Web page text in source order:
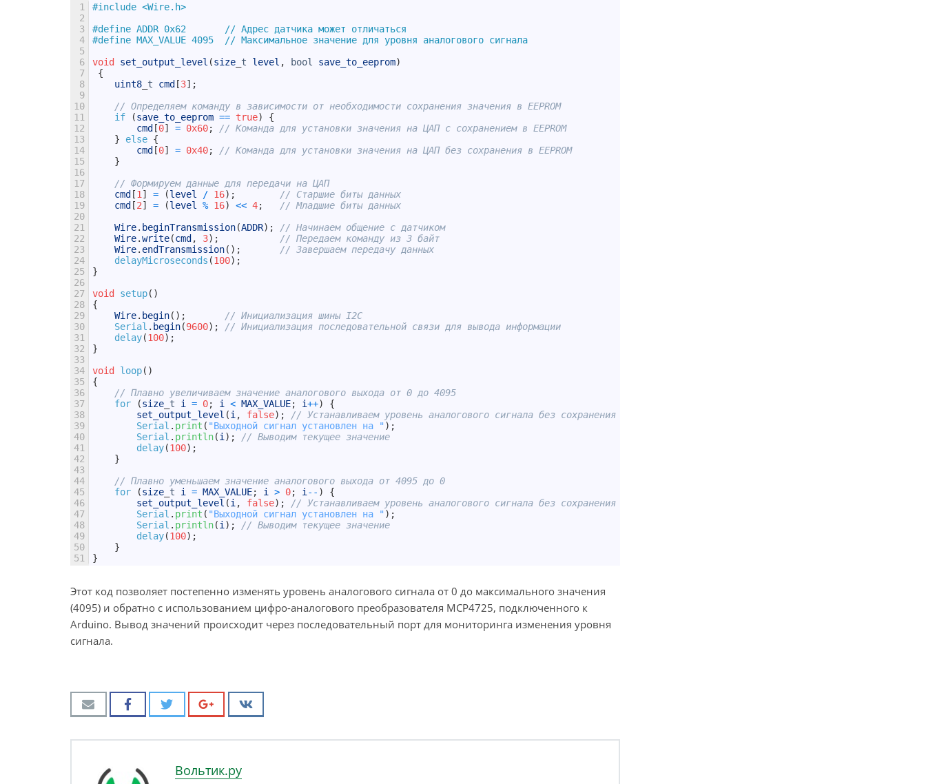
1
2
3
4
5
6
7
8
9
10
11
12
13
14
15
16
17
18
19
20
21
22
23
24
25
26
27
28
29
30
31
32
33
34
35
36
37
38
39
40
41
42
43
44
45
46
47
48
49
50
51
#include <Wire.h>
#define ADDR 0x62       // Адрес датчика может отличаться
#define MAX_VALUE 4095  // Максимальное значение для уровня аналогового сигнала
void set_output_level (size t level , bool save_to_eeprom)
{
uint8 t cmd[3] ;
// Определяем команду в зависимости от необходимости сохранения значения в EEPROM
if
(save_to_eeprom == true)
{
cmd[0] = 0x60;
// Команда для установки значения на ЦАП с сохранением в EEPROM
}
else {
cmd[0] = 0x40;
// Команда для установки значения на ЦАП без сохранения в EEPROM
}
// Формируем данные для передачи на ЦАП
cmd[1 ] = (level / 16) ;
// Старшие биты данных
cmd[2] = (level % 16) << 4;
// Младшие биты данных
Wire. beginTransmission(ADDR) ;
// Начинаем общение с датчиком
Wire.write(cmd, 3) ;
// Передаем команду из 3 байт
Wire. endTransmission( ) ;
// Завершаем передачу данных
delayMicroseconds (100) ;
}
void setup( )
{
Wire. begin( ) ;
// Инициализация шины I2C
Serial . begin(9600) ;
// Инициализация последовательной связи для вывода информации
delay(100) ;
}
void loop( )
{
// Плавно увеличиваем значение аналогового выхода от 0 до 4095
for
(size t i = 0; i < MAX_VALUE; i++)
{
set_output_level (i , false) ;
// Устанавливаем уровень аналогового сигнала без сохранения в EEPROM
Serial . print ( "Выходной сигнал установлен на " ) ;
Serial . println(i ) ;
// Выводим текущее значение
delay(100) ;
}
// Плавно уменьшаем значение аналогового выхода от 4095 до 0
for
(size t i = MAX_VALUE; i > 0; i -- )
{
set_output_level (i , false) ;
// Устанавливаем уровень аналогового сигнала без сохранения в EEPROM
Serial . print ( "Выходной сигнал установлен на " ) ;
Serial . println(i ) ;
// Выводим текущее значение
delay(100) ;
}
}
Этот код позволяет постепенно изменять уровень аналогового сигнала от 0 до максимального значения
(4095) и обратно с использованием цифро-аналогового преобразователя MCP4725, подключенного к
Arduino. Вывод значений происходит через последовательный порт для мониторинга изменения уровня
сигнала.
Вольтик.ру